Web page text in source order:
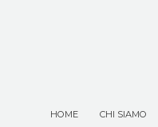
HOME CHI SIAMO